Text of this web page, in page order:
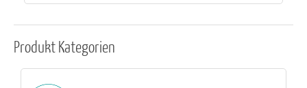
ProduktKategorien